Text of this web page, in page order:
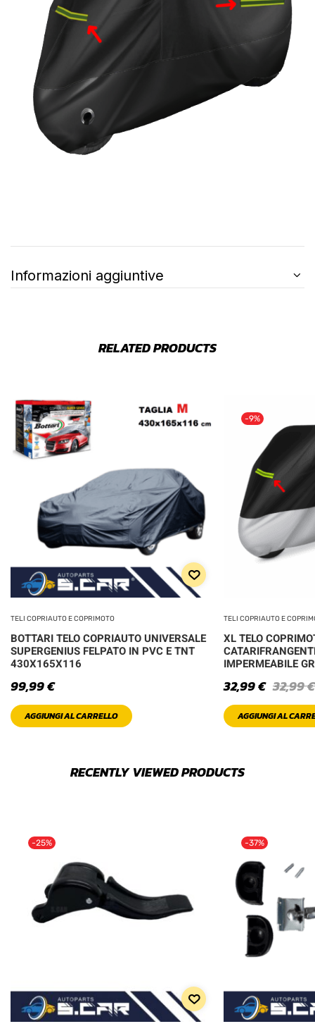
Informazioni aggiuntive
RELATED PRODUCTS
TELI COPRIAUTO E COPRIMOTO
BOTTARI TELO COPRIAUTO UNIVERSALE
SUPERGENIUS FELPATO IN PVC E TNT
430X165X116
99,99€
AGGIUNGI AL CARRELLO
-9%
TELI COPRIAUTO E
XL TELO
IMPERMEABILE
32,99€
32,99€
AGGIUNGI AL
RECENTLY VIEWED PRODUCTS
-25% -37%